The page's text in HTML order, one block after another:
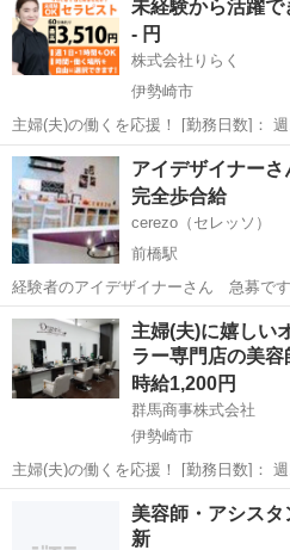
未経験から活躍で
- 円
株式会社りらく
伊勢崎市
主婦(夫)の働くを応援！ [勤務日数]： 週1日~
10:00~16:00/10:00~15:00/
火/水/木/金/土/日 などから選べます [...
群馬 伊勢崎市 マッサージ
アイデザイナーさ
完全歩合給
cerezo（セレッソ）
前橋駅
経験者のアイデザイナーさん 急募です！ 完全歩合給 業務委託
期間6か月 売り上げの40％ 使用期
群馬 前橋市 前橋駅 その他
主婦(夫)に嬉しい
ラー専門店の美容
時給1,200円
群馬商事株式会社
伊勢崎市
主婦(夫)の働くを応援！ [勤務日数]： 週1日~5日
09:00~12:00/10:00~13:00/
火/水/木/金/土/日 などから選べます ...
伊勢崎市 美容師
美容師・アシス
新